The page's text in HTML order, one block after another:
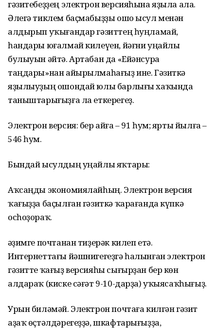
гәзитебеҙҙең электрон версияһына яҙыла ала.
Әлегә тик­лем баҫмабыҙҙы ошо ысул менән
алдырып уҡығандар гәзиттең һуңламай,
һандары юғалмай килеүен, йәғни уңайлы
булыуын әйтә. Артабан да «Ейәнсура
таңдары»нан айырылмаһағыҙ ине. Гәзиткә
яҙылыуҙың ошондай юлы барлығы хаҡында
таныштарығыҙға ла еткерегеҙ.
Электрон версия: бер айға – 91 һум; ярты йылға –
546 һум.
Бындай ысулдың уңайлы яҡтары:
Аҡсаңды экономиялайһың. Электрон версия
ҡағыҙҙа баҫылған гәзиткә ҡарағанда күпкә
осһоҙораҡ.
Ҡәҙимге почтанан тиҙерәк килеп етә.
Интернеттағы йәшнигегеҙгә һалынған электрон
гәзитте ҡағыҙ версияһы сығырҙан бер көн
алдараҡ (киске сәғәт 9-10-дарҙа) уҡыясаҡһығыҙ.
Урын биләмәй. Электрон почтаға килгән гәзит
аҙаҡ өҫтәлдәрегеҙҙә, шкафтарығыҙҙа,